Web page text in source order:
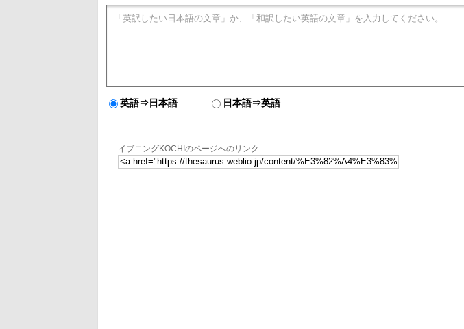
英語⇒日本語 日本語⇒英語
イブニングKOCHIのページへのリンク